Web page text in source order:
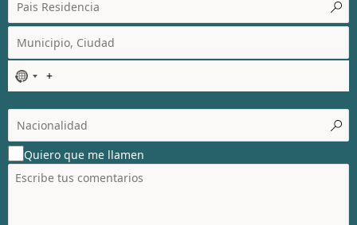
N
o
c
o
u
n
t
Quiero que me llamen